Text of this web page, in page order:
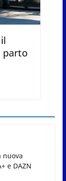
parto
punta
e realtà
festival